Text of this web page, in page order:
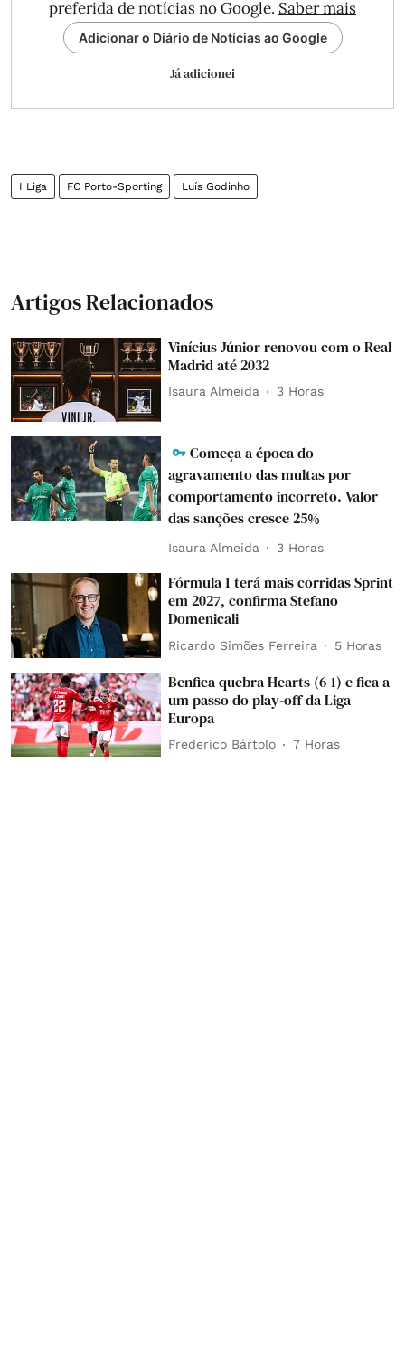
preferida de notícias no Google. Saber mais
Adicionar o Diário de Notícias ao Google
Já adicionei
I Liga FC Porto-Sporting Luís Godinho
Artigos Relacionados
Vinícius Júnior renovou com o Real
Madrid até 2032
Isaura Almeida 3 Horas
Começa a época do
agravamento das multas por
comportamento incorreto. Valor
das sanções cresce 25%
Isaura Almeida 3 Horas
Fórmula 1 terá mais corridas Sprint
em 2027, confirma Stefano
Domenicali
Ricardo Simões Ferreira 5 Horas
Benfica quebra Hearts (6-1) e fica a
um passo do play-off da Liga
Europa
Frederico Bártolo 7 Horas